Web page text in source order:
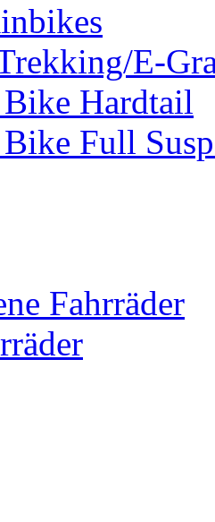
E-
Hardtail
Full
Fahrräder